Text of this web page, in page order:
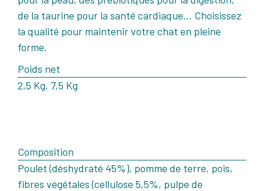
de la taurine pour la santé cardiaque… Choisissez
la qualité pour maintenir votre chat en pleine
forme.
Poids net
2,5 Kg, 7,5 Kg
Composition
Poulet (déshydraté 45%), pomme de terre, pois,
fibres végétales (cellulose 5,5%, pulpe de